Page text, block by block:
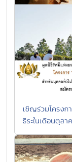
เชิญร่วมโครงก
ธีระในเดือนตุล